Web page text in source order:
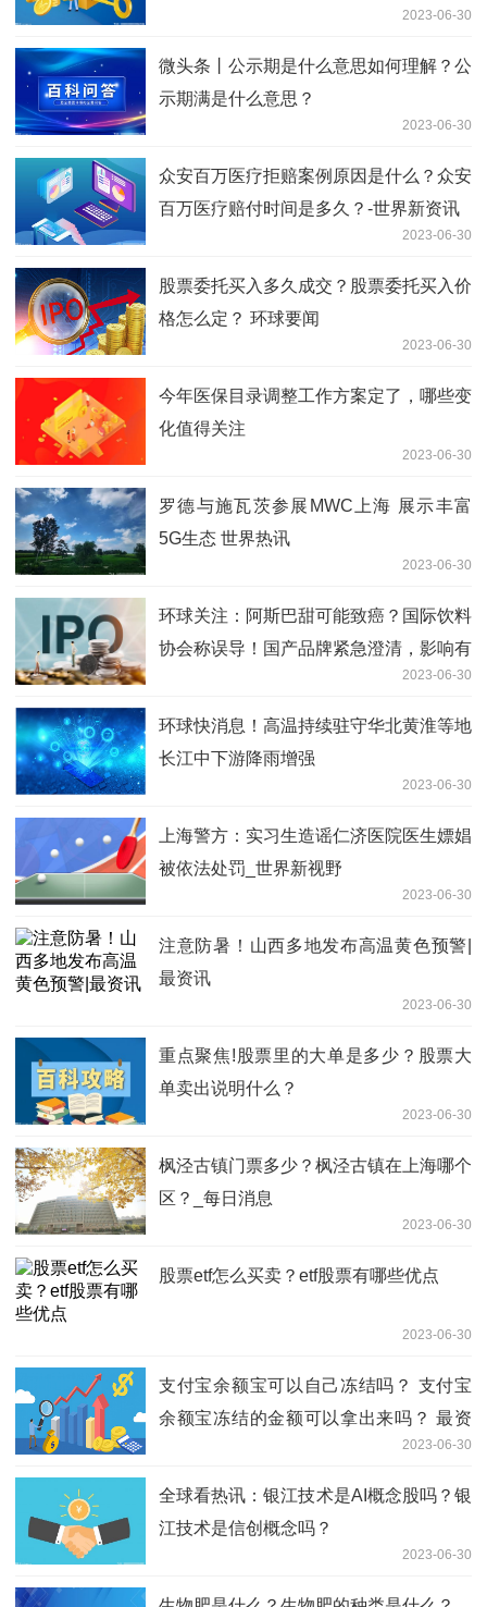
2023-06-30
微头条丨公示期是什么意思如何理解？公
示期满是什么意思？
2023-06-30
众安百万医疗拒赔案例原因是什么？众安
百万医疗赔付时间是多久？-世界新资讯
2023-06-30
股票委托买入多久成交？股票委托买入价
格怎么定？ 环球要闻
2023-06-30
今年医保目录调整工作方案定了，哪些变
化值得关注
2023-06-30
罗德与施瓦茨参展MWC上海 展示丰富
5G生态 世界热讯
2023-06-30
环球关注：阿斯巴甜可能致癌？国际饮料
协会称误导！国产品牌紧急澄清，影响有
2023-06-30
环球快消息！高温持续驻守华北黄淮等地
长江中下游降雨增强
2023-06-30
上海警方：实习生造谣仁济医院医生嫖娼
被依法处罚_世界新视野
2023-06-30
注意防暑！山西多地发布高温黄色预警|
最资讯
2023-06-30
重点聚焦!股票里的大单是多少？股票大
单卖出说明什么？
2023-06-30
枫泾古镇门票多少？枫泾古镇在上海哪个
区？_每日消息
2023-06-30
股票etf怎么买卖？etf股票有哪些优点
2023-06-30
支付宝余额宝可以自己冻结吗？ 支付宝
余额宝冻结的金额可以拿出来吗？ 最资
2023-06-30
全球看热讯：银江技术是AI概念股吗？银
江技术是信创概念吗？
2023-06-30